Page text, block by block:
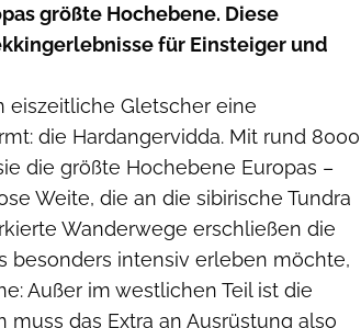
größte Hochebene. Diese
für Einsteiger und
eiszeitliche Gletscher eine
die Hardangervidda. Mit rund 8000
die größte Hochebene Europas –
Weite, die an die sibirische Tundra
Wanderwege erschließen die
besonders intensiv erleben möchte,
Außer im westlichen Teil ist die
das Extra an Ausrüstung also